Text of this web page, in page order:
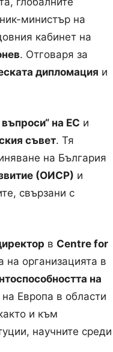
министър на
кабинет на
. Отговаря за
дипломация и
на ЕС и
съвет. Тя
на България
(ОИСР) и
свързани с
в Centre for
на организацията в
на
Европа в области
и към
научните среди